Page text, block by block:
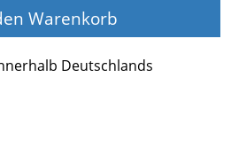
Warenkorb
Deutschlands